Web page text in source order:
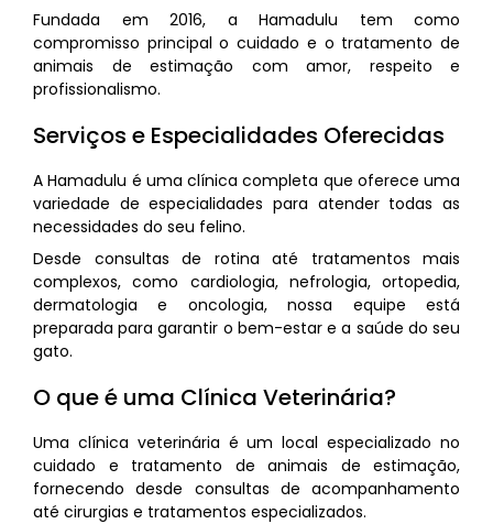
Fundada em 2016, a Hamadulu tem como
compromisso principal o cuidado e o tratamento de
animais de estimação com amor, respeito e
profissionalismo.
Serviços e Especialidades Oferecidas
A Hamadulu é uma clínica completa que oferece uma
variedade de especialidades para atender todas as
necessidades do seu felino.
Desde consultas de rotina até tratamentos mais
complexos, como cardiologia, nefrologia, ortopedia,
dermatologia e oncologia, nossa equipe está
preparada para garantir o bem-estar e a saúde do seu
gato.
O que é uma Clínica Veterinária?
Uma clínica veterinária é um local especializado no
cuidado e tratamento de animais de estimação,
fornecendo desde consultas de acompanhamento
até cirurgias e tratamentos especializados.